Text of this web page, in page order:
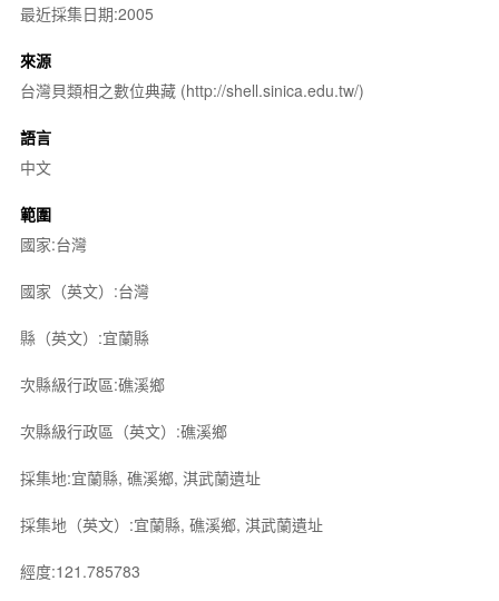
最近採集日期:2005
來源
台灣貝類相之數位典藏 (http://shell.sinica.edu.tw/)
語言
中文
範圍
國家:台灣
國家（英文）:台灣
縣（英文）:宜蘭縣
次縣級行政區:礁溪鄉
次縣級行政區（英文）:礁溪鄉
採集地:宜蘭縣, 礁溪鄉, 淇武蘭遺址
採集地（英文）:宜蘭縣, 礁溪鄉, 淇武蘭遺址
經度:121.785783